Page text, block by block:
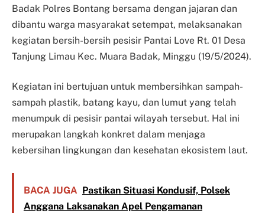
Badak Polres Bontang bersama dengan jajaran dan
dibantu warga masyarakat setempat, melaksanakan
kegiatan bersih-bersih pesisir Pantai Love Rt. 01 Desa
Tanjung Limau Kec. Muara Badak, Minggu (19/5/2024).
Kegiatan ini bertujuan untuk membersihkan sampah-
sampah plastik, batang kayu, dan lumut yang telah
menumpuk di pesisir pantai wilayah tersebut. Hal ini
merupakan langkah konkret dalam menjaga
kebersihan lingkungan dan kesehatan ekosistem laut.
BACA JUGA Pastikan Situasi Kondusif, Polsek
Anggana Laksanakan Apel Pengamanan